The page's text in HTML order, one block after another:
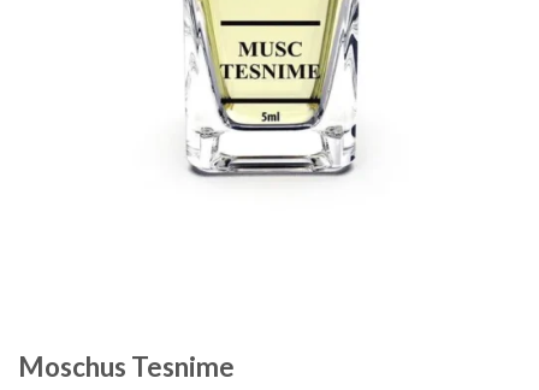
Moschus Tesnime